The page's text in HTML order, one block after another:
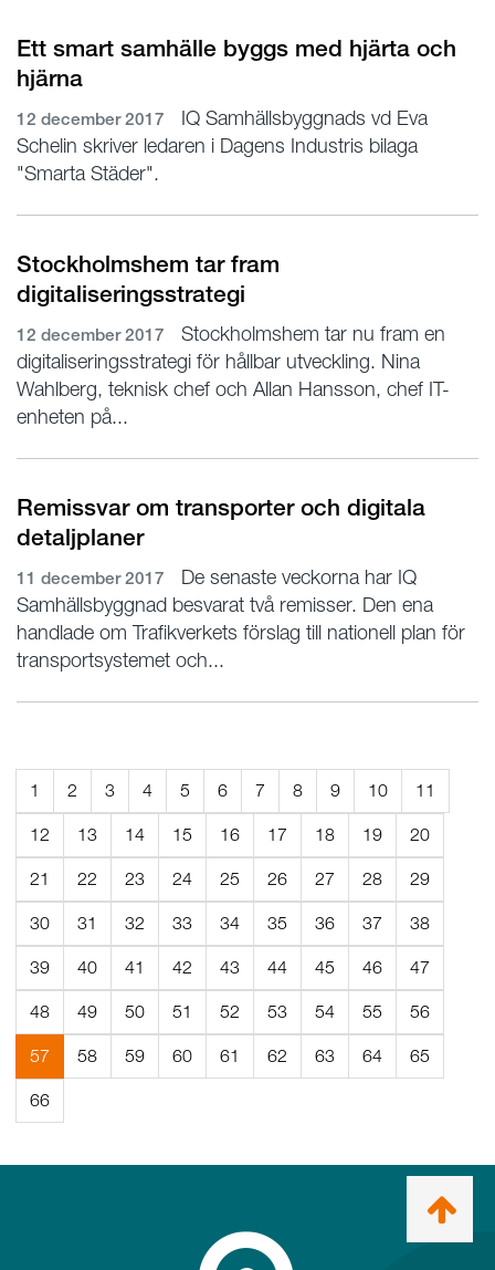
Ett smart samhälle byggs med hjärta och
hjärna
12 december 2017
IQ Samhällsbyggnads vd Eva
Schelin skriver ledaren i Dagens Industris bilaga
"Smarta Städer".
Stockholmshem tar fram
digitaliseringsstrategi
12 december 2017
Stockholmshem tar nu fram en
digitaliseringsstrategi för hållbar utveckling. Nina
Wahlberg, teknisk chef och Allan Hansson, chef IT-
enheten på...
Remissvar om transporter och digitala
detaljplaner
11 december 2017
De senaste veckorna har IQ
Samhällsbyggnad besvarat två remisser. Den ena
handlade om Trafikverkets förslag till nationell plan för
transportsystemet och...
1 2 3 4 5 6 7 8 9 10 11
12 13 14 15 16 17 18 19 20
21 22 23 24 25 26 27 28 29
30 31 32 33 34 35 36 37 38
39 40 41 42 43 44 45 46 47
48 49 50 51 52 53 54 55 56
57 (Aktuell
sida)
58 59 60 61 62 63 64 65
66
mig